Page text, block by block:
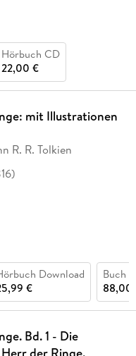
Hörbuch CD
22,00 €
mit Illustrationen
R. R. Tolkien
)
Download
€
Buch
88,00
Bd. 1 - Die